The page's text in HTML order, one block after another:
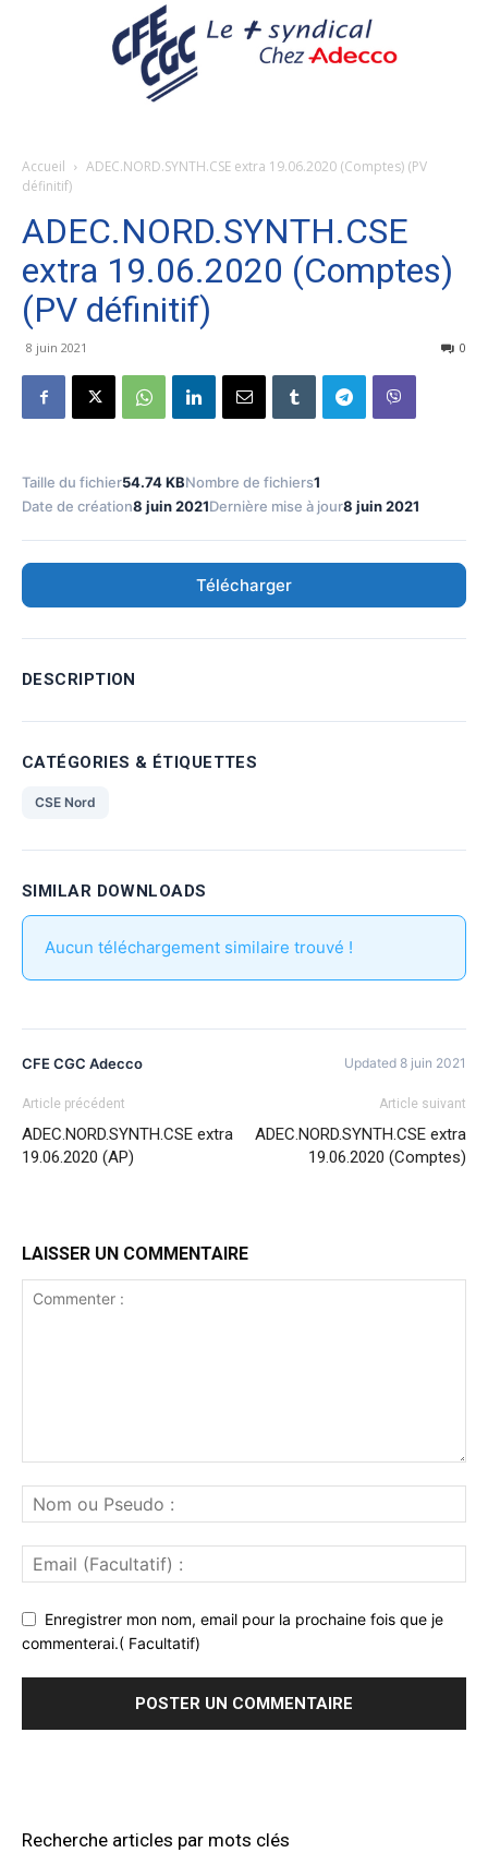
Accueil
ADEC.NORD.SYNTH.CSE extra 19.06.2020 (Comptes) (PV
définitif)
ADEC.NORD.SYNTH.CSE
extra 19.06.2020 (Comptes)
(PV définitif)
8 juin 2021 0
Taille du fichier54.74 KBNombre de fichiers1
Date de création8 juin 2021Dernière mise à jour8 juin 2021
Télécharger
DESCRIPTION
CATÉGORIES & ÉTIQUETTES
CSE Nord
SIMILAR DOWNLOADS
Aucun téléchargement similaire trouvé !
CFE CGC Adecco Updated 8 juin 2021
Article précédent
ADEC.NORD.SYNTH.CSE extra
19.06.2020 (AP)
Article suivant
ADEC.NORD.SYNTH.CSE extra
19.06.2020 (Comptes)
LAISSER UN COMMENTAIRE
Enregistrer mon nom, email pour la prochaine fois que je
commenterai.( Facultatif)
Recherche articles par mots clés